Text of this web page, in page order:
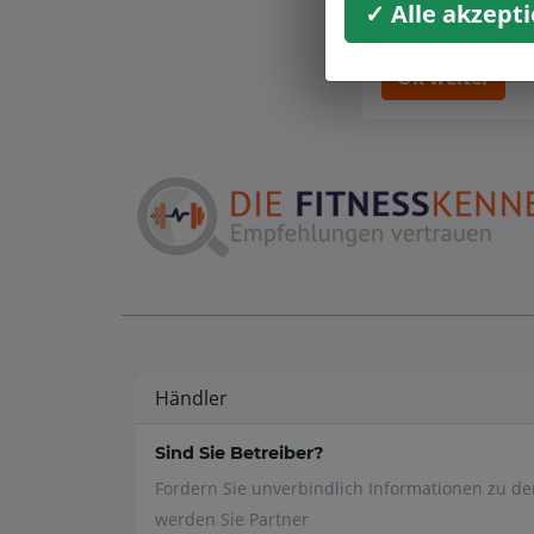
Ok weiter
Händler
Sind Sie Betreiber?
Fordern Sie unverbindlich Informationen zu
werden Sie Partner
✓ Alle